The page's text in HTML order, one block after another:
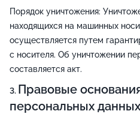
Порядок уничтожения:
находящихся на машинных
осуществляется путем
с носителя. Об уничтожении
составляется акт.
Правовые
персональных данных